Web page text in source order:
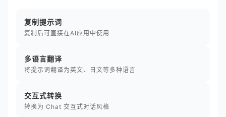
复制提示词
复制后可直接在AI应用中使用
多语言翻译
将提示词翻译为英文、日文等多种语言
交互式转换
转换为 Chat 交互式对话风格